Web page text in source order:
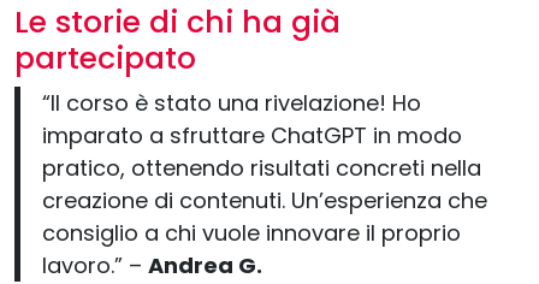
Le storie di chi ha già
partecipato
“Il corso è stato una rivelazione! Ho
imparato a sfruttare ChatGPT in modo
pratico, ottenendo risultati concreti nella
creazione di contenuti. Un’esperienza che
consiglio a chi vuole innovare il proprio
lavoro.” – Andrea G.